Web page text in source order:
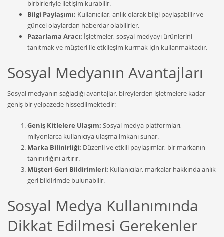
birbirleriyle iletişim kurabilir.
Bilgi Paylaşımı: Kullanıcılar, anlık olarak bilgi paylaşabilir ve
güncel olaylardan haberdar olabilirler.
Pazarlama Aracı: İşletmeler, sosyal medyayı ürünlerini
tanıtmak ve müşteri ile etkileşim kurmak için kullanmaktadır.
Sosyal Medyanın Avantajları
Sosyal medyanın sağladığı avantajlar, bireylerden işletmelere kadar
geniş bir yelpazede hissedilmektedir:
Geniş Kitlelere Ulaşım: Sosyal medya platformları,
milyonlarca kullanıcıya ulaşma imkanı sunar.
Marka Bilinirliği: Düzenli ve etkili paylaşımlar, bir markanın
tanınırlığını artırır.
Müşteri Geri Bildirimleri: Kullanıcılar, markalar hakkında anlık
geri bildirimde bulunabilir.
Sosyal Medya Kullanımında
Dikkat Edilmesi Gerekenler